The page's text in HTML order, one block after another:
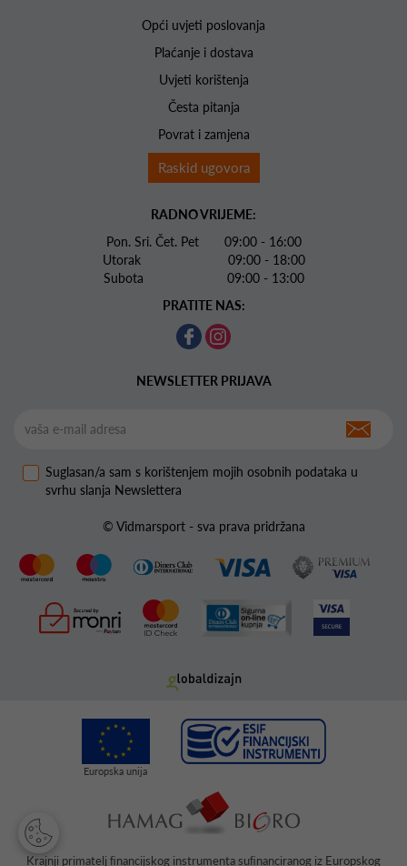
Opći uvjeti poslovanja
Plaćanje i dostava
Uvjeti korištenja
Česta pitanja
Povrat i zamjena
Raskid ugovora
RADNO VRIJEME:
Pon. Sri. Čet. Pet 09:00 - 16:00
Utorak 09:00 - 18:00
Subota 09:00 - 13:00
PRATITE NAS:
NEWSLETTER PRIJAVA
Suglasan/a sam s korištenjem mojih osobnih podataka u
svrhu slanja Newslettera
© Vidmarsport - sva prava pridržana
Krajnji primatelj ﬁnancijskog instrumenta suﬁnanciranog iz Europskog